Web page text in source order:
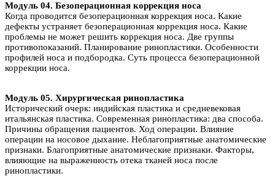
Модуль 04. Безоперационная коррекция носа
Когда проводится безоперационная коррекция носа. Какие
дефекты устраняет безоперационная коррекция носа. Какие
проблемы не может решить коррекция носа. Две группы
противопоказаний. Планирование ринопластики. Особенности
профилей носа и подбородка. Суть процесса безоперационной
коррекции носа.
Модуль 05. Хирургическая ринопластика
Исторический очерк: индийская пластика и средневековая
итальянская пластика. Современная ринопластика: два способа.
Причины обращения пациентов. Ход операции. Влияние
операции на носовое дыхание. Неблагоприятные анатомические
признаки. Благоприятные анатомические признаки. Факторы,
влияющие на выраженность отека тканей носа после
ринопластики.